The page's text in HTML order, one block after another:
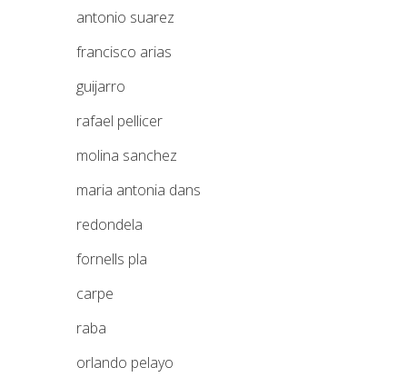
antonio suarez
francisco arias
guijarro
rafael pellicer
molina sanchez
maria antonia dans
redondela
fornells pla
carpe
raba
orlando pelayo